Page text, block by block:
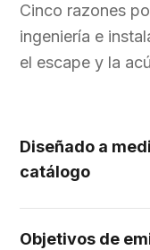
Cinco razones
ingeniería e
el escape y la
Diseñado a
catálogo
Objetivos de